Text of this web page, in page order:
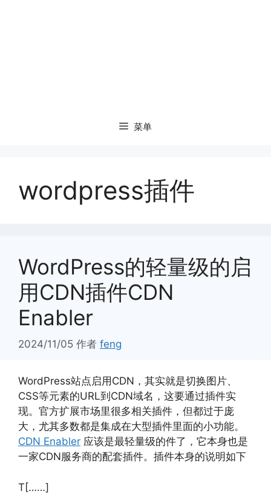
菜单
wordpress插件
WordPress的轻量级的启
用CDN插件CDN
Enabler
2024/11/05 作者 feng
WordPress站点启用CDN，其实就是切换图片、
CSS等元素的URL到CDN域名，这要通过插件实
现。官方扩展市场里很多相关插件，但都过于庞
大，尤其多数都是集成在大型插件里面的小功能。
CDN Enabler 应该是最轻量级的件了，它本身也是
一家CDN服务商的配套插件。插件本身的说明如下
T[……]